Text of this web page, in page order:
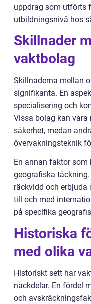
uppdrag som utförts
utbildningsnivå hos
Skillnader
vaktbolag
Skillnaderna mellan
signifikanta. En
specialisering och
Vissa bolag kan vara
säkerhet, medan
övervakningsteknik
En annan faktor
geografiska
räckvidd och erbjuda
till och med
på specifika
Historiska
med olika
Historiskt sett har
nackdelar. En fördel
och